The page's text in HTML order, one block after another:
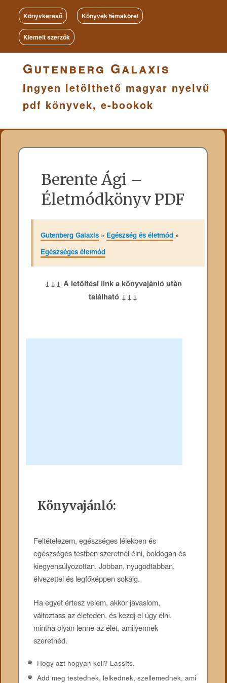
Könyvkereső Könyvek témakörei
Kiemelt szerzők
Gutenberg Galaxis
Ingyen letölthető magyar nyelvű
pdf könyvek, e-bookok
Berente Ági –
Életmódkönyv PDF
Gutenberg Galaxis» Egészség és életmód»
Egészséges életmód
↓↓↓ A letöltési link a könyvajánló után
található ↓↓↓
Könyvajánló:
Feltételezem, egészséges lélekben és
egészséges testben szeretnél élni, boldogan és
kiegyensúlyozottan. Jobban, nyugodtabban,
élvezettel és legfőképpen sokáig.
Ha egyet értesz velem, akkor javaslom,
változtass az életeden, és kezdj el úgy élni,
mintha olyan lenne az élet, amilyennek
szeretnéd.
Hogy azt hogyan kell? Lassíts.
Add meg testednek, lelkednek, szellemednek, ami